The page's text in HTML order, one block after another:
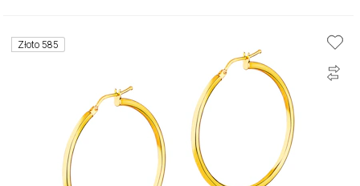
Złoto 585